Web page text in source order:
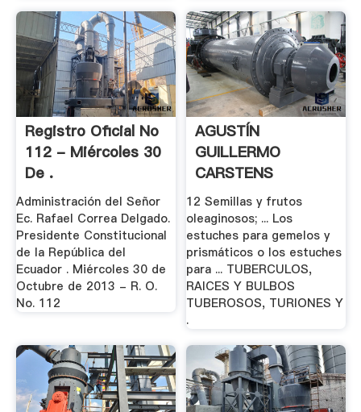
Registro Oficial No
112 - Miércoles 30
De .
Administración del Señor
Ec. Rafael Correa Delgado.
Presidente Constitucional
de la República del
Ecuador . Miércoles 30 de
Octubre de 2013 - R. O.
No. 112
AGUSTÍN
GUILLERMO
CARSTENS
CARSTENS, .
12 Semillas y frutos
oleaginosos; ... Los
estuches para gemelos y
prismáticos o los estuches
para ... TUBERCULOS,
RAICES Y BULBOS
TUBEROSOS, TURIONES Y
.